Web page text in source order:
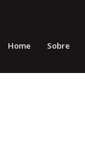
Home Sobre